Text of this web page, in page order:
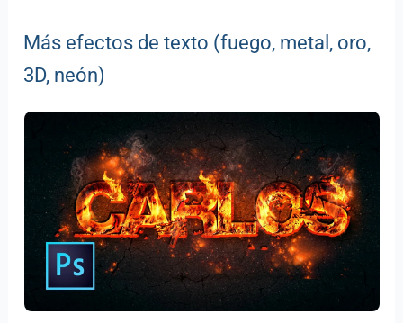
Más efectos de texto (fuego, metal, oro,
3D, neón)